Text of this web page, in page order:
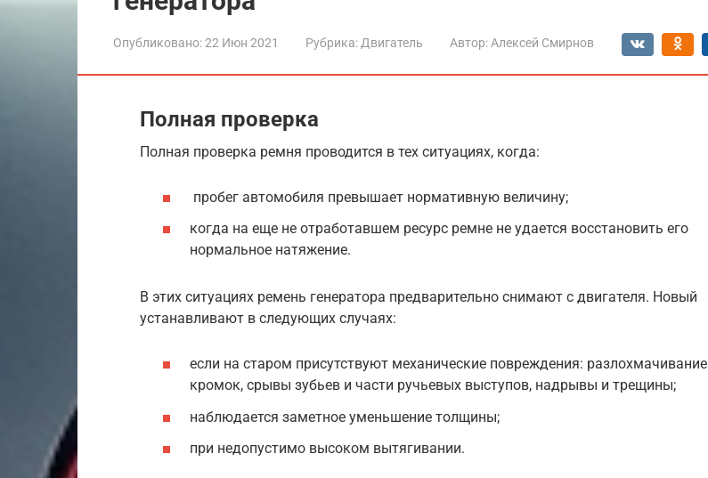
Опубликовано:22 Июн 2021 Рубрика: Двигатель Автор: Алексей Смирнов
Полная проверка
Полная проверка ремня проводится в тех ситуациях, когда:
пробег автомобиля превышает нормативную величину;
когда на еще не отработавшем ресурс ремне не удается восстановить его
нормальное натяжение.
В этих ситуациях ремень генератора предварительно снимают с двигателя. Новый
устанавливают в следующих случаях:
если на старом присутствуют механические повреждения: разлохмачивание
кромок, срывы зубьев и части ручьевых выступов, надрывы и трещины;
наблюдается заметное уменьшение толщины;
при недопустимо высоком вытягивании.